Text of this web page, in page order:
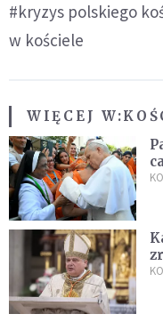
#kryzys polskiego
w kościele
WIĘCEJ W: